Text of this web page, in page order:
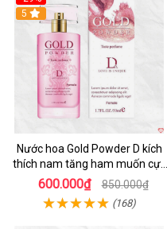
5
Nước hoa Gold Powder D kích
thích nam tăng ham muốn cực
mạnh
600.000₫ 850.000₫
(168)